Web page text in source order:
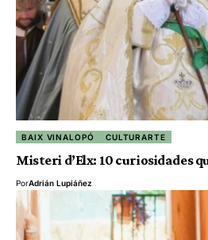
BAIX VINALOPÓ CULTURARTE
Misteri d’Elx: 10 curiosidades
PorAdrián Lupiáñez